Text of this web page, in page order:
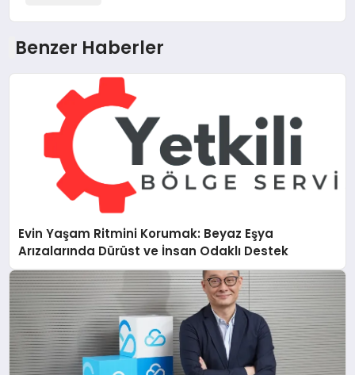
Benzer Haberler
Evin Yaşam Ritmini Korumak: Beyaz Eşya
Arızalarında Dürüst ve İnsan Odaklı Destek